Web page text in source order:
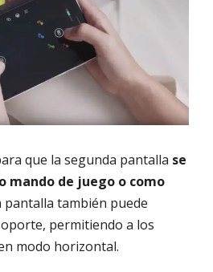
que la segunda pantalla se
mando de juego o como
pantalla también puede
permitiendo a los
modo horizontal.